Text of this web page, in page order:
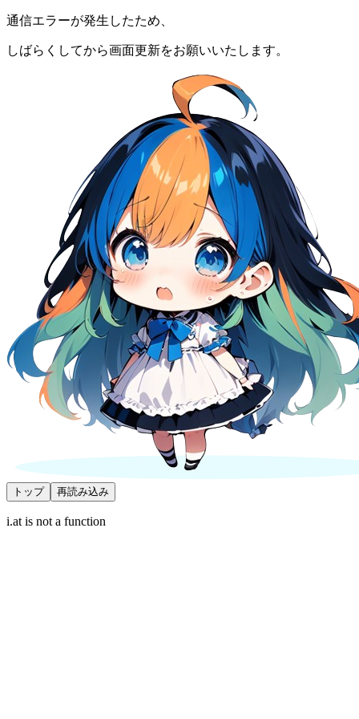
通信エラーが発生したため、
しばらくしてから画面更新をお願いいたします。
トップ 再読み込み
i.at is not a function